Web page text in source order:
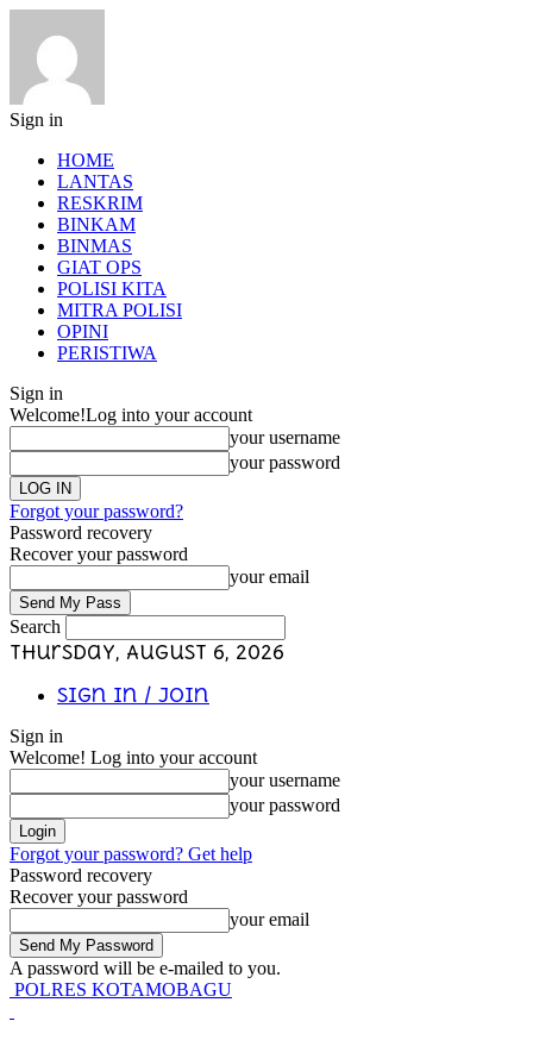
Sign in
HOME
LANTAS
RESKRIM
BINKAM
BINMAS
GIAT OPS
POLISI KITA
MITRA POLISI
OPINI
PERISTIWA
Sign in
Welcome!Log into your account
your username
your password
Forgot your password?
Password recovery
Recover your password
your email
Search
Thursday, August 6, 2026
Sign in / Join
Sign in
Welcome! Log into your account
your username
your password
Forgot your password? Get help
Password recovery
Recover your password
your email
A password will be e-mailed to you.
POLRES KOTAMOBAGU